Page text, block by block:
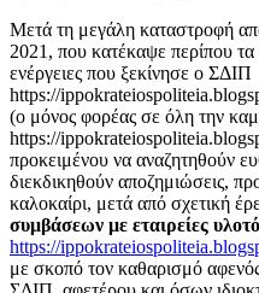
Μετά τη μεγάλη καταστροφή
2021, που κατέκαψε περίπου τα
ενέργειες που ξεκίνησε ο ΣΔΙΠ
https://
(ο μόνος φορέας σε όλη την
https://
προκειμένου να αναζητηθούν
διεκδικηθούν αποζημιώσεις,
καλοκαίρι, μετά από σχετική
συμβάσεων με εταιρείες
https://
με σκοπό τον καθαρισμό